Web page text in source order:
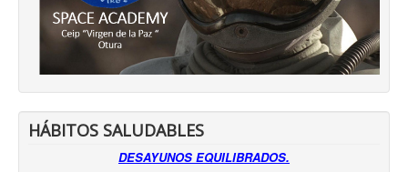
HÁBITOS SALUDABLES
DESAYUNOS EQUILIBRADOS.